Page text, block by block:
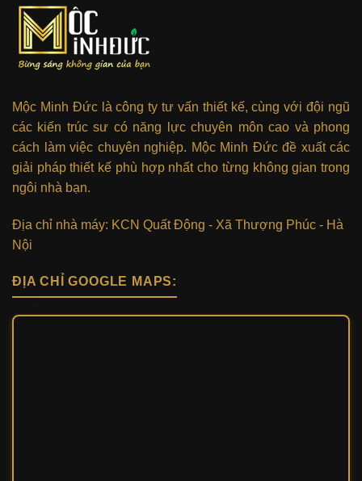
Mộc Minh Đức là công ty tư vấn thiết kế, cùng với đội ngũ
các kiến trúc sư có năng lực chuyên môn cao và phong
cách làm việc chuyên nghiệp. Mộc Minh Đức đề xuất các
giải pháp thiết kế phù hợp nhất cho từng không gian trong
ngôi nhà bạn.
Địa chỉ nhà máy: KCN Quất Động - Xã Thượng Phúc - Hà
Nội
ĐỊA CHỈ GOOGLE MAPS: